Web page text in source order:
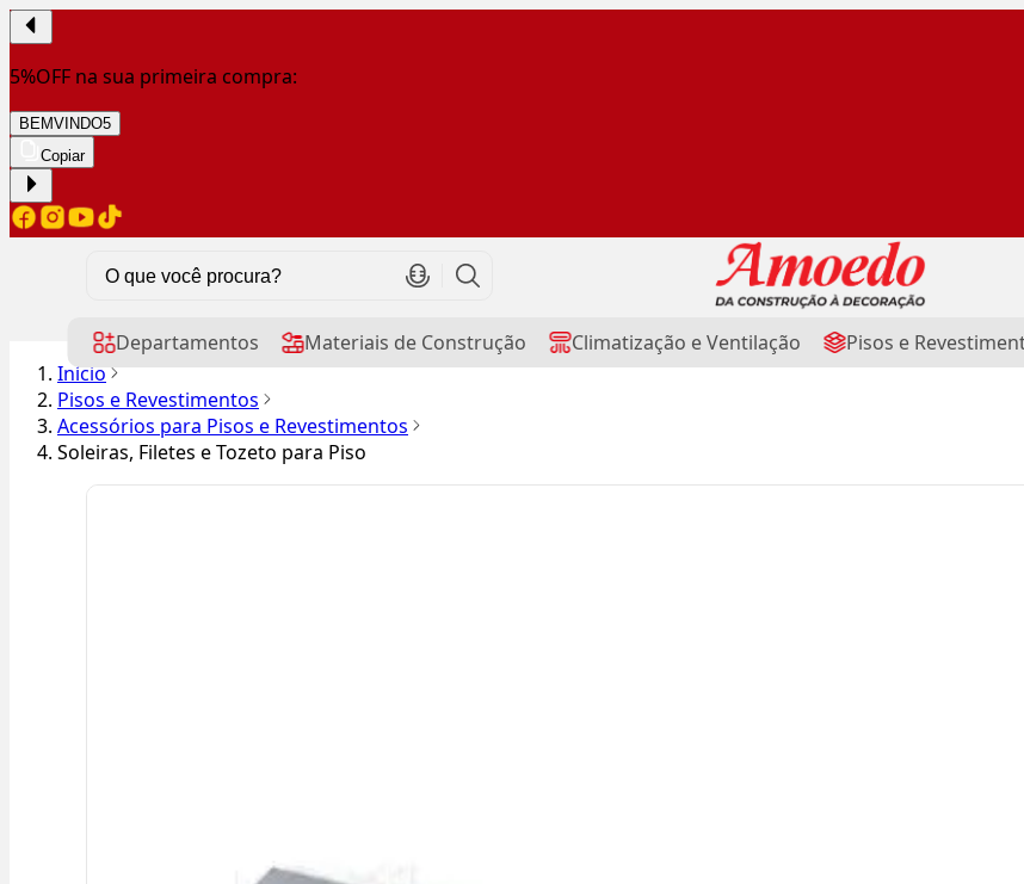
5%OFF na sua primeira compra:
BEMVINDO5
Copiar
Departamentos Materiais de Construção Climatização e Ventilação Pisos e
Início
Pisos e Revestimentos
Acessórios para Pisos e Revestimentos
Soleiras, Filetes e Tozeto para Piso